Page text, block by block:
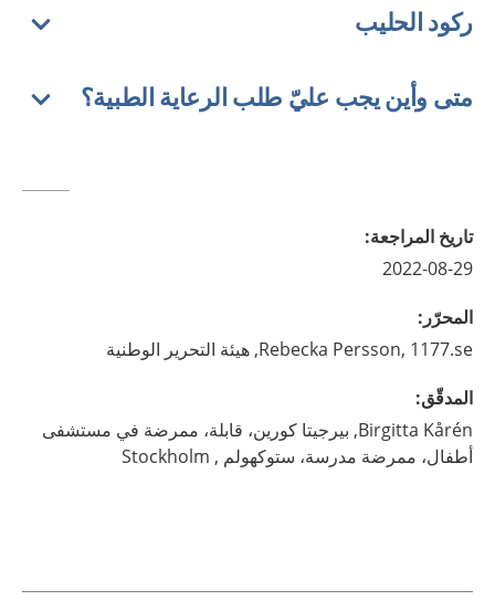
ركود الحليب
متى وأين يجب عليّ طلب الرعاية الطبية؟
تاريخ المراجعة:
2022-08-29
المحرّر :
Rebecka Persson, 1177.se, هيئة التحرير الوطنية
المدقّق:
Birgitta Kårén,
بيرجيتا كورين، قابلة، ممرضة في مستشفى
أطفال، ممرضة مدرسة، ستوكهولم , Stockholm